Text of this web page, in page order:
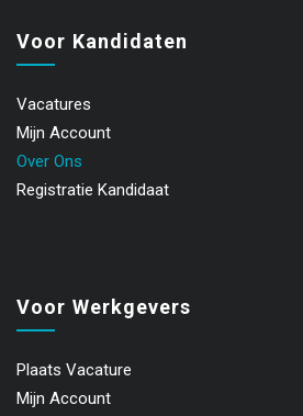
Voor Kandidaten
Vacatures
Mijn Account
Over Ons
Registratie Kandidaat
Voor Werkgevers
Plaats Vacature
Mijn Account